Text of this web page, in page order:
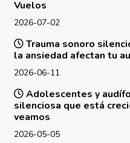
Vuelos
2026-07-02
Trauma sonoro
la ansiedad afectan tu
2026-06-11
Adolescentes y
silenciosa que está
veamos
2026-05-05